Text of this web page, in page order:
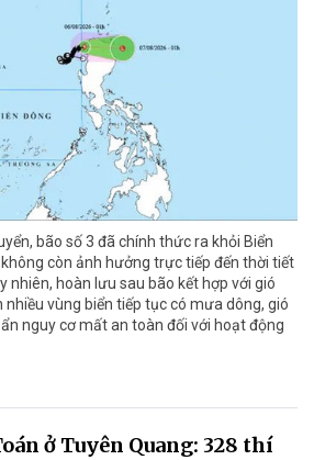
bão số 3 đã chính thức ra khỏi Biển
còn ảnh hưởng trực tiếp đến thời tiết
nhiên, hoàn lưu sau bão kết hợp với gió
nhiều vùng biển tiếp tục có mưa dông, gió
nguy cơ mất an toàn đối với hoạt động
ở Tuyên Quang: 328 thí